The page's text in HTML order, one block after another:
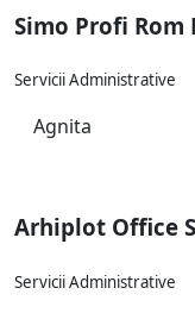
Simo Profi Rom
Servicii Administrative
Agnita
Arhiplot Office
Servicii Administrative